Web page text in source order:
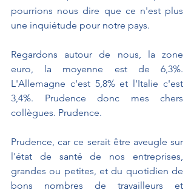
pourrions nous dire que ce n'est plus
une inquiétude pour notre pays.
Regardons autour de nous, la zone
euro, la moyenne est de 6,3%.
L'Allemagne c'est 5,8% et l'Italie c'est
3,4%. Prudence donc mes chers
collègues. Prudence.
Prudence, car ce serait être aveugle sur
l'état de santé de nos entreprises,
grandes ou petites, et du quotidien de
bons nombres de travailleurs et